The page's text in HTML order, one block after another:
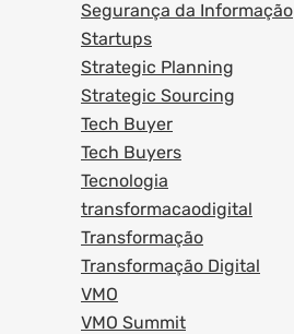
Segurança da Informação
Startups
Strategic Planning
Strategic Sourcing
Tech Buyer
Tech Buyers
Tecnologia
transformacaodigital
Transformação
Transformação Digital
VMO
VMO Summit